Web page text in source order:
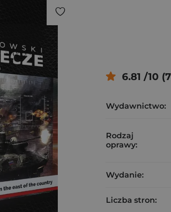
6.81 /10
Wydawnictwo:
Rodzaj
oprawy:
Wydanie:
Liczba stron: